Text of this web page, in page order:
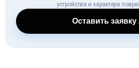
устройства и характера
Оставить заявку